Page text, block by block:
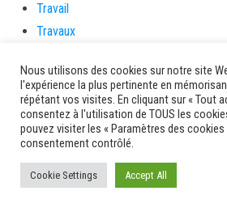
Travail
Travaux
travaux utiles
TSUNAMI
TZCLD
uncategorized
Venir en Martinique
Video
Nous utilisons des cookies sur notre site
l'expérience la plus pertinente en
répétant vos visites. En cliquant sur « Tout
consentez à l'utilisation de TOUS les
pouvez visiter les « Paramètres des cookies
consentement contrôlé.
Cookie Settings Accept All